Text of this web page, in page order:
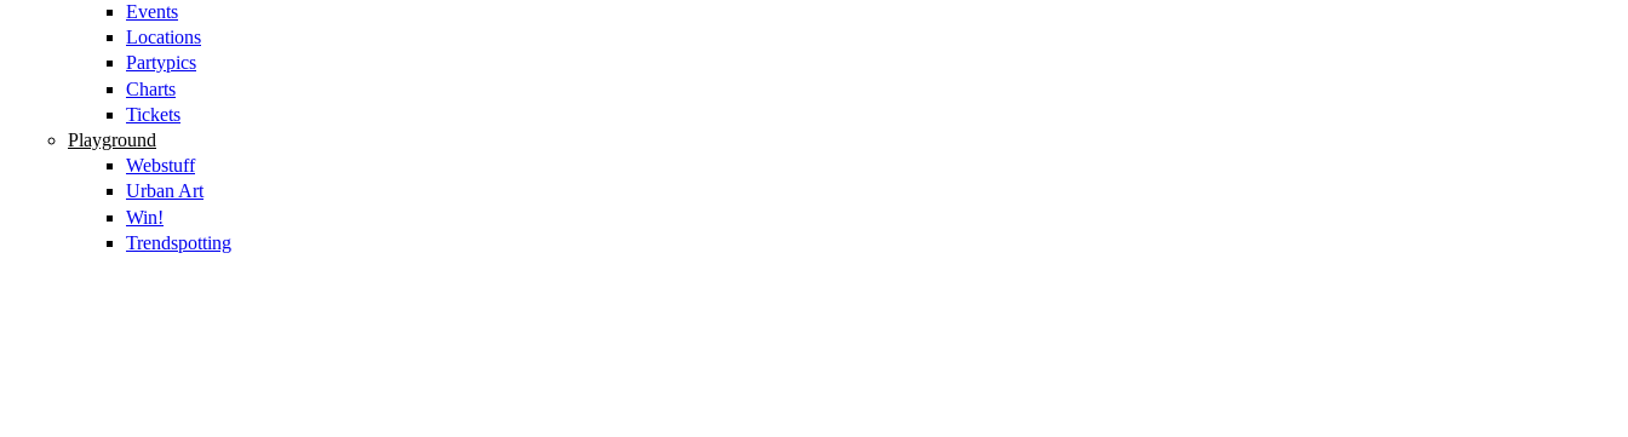
Events
Locations
Partypics
Charts
Tickets
Playground
Webstuff
Urban Art
Win!
Trendspotting